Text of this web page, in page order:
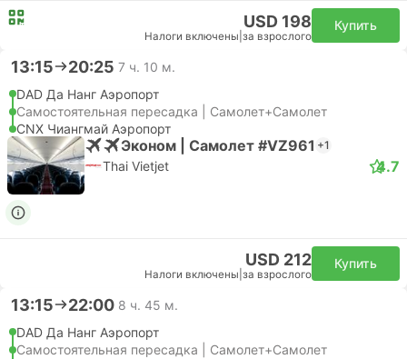
USD 198
Налоги включены за взрослого
Купить
13:15 20:25 7 ч. 10 м.
DAD Да Нанг Аэропорт
Самостоятельная пересадка | Самолет+Самолет
CNX Чиангмай Аэропорт
Эконом | Самолет #VZ961 +1
Thai Vietjet 4.7
USD 212
Налоги включены за взрослого
Купить
13:15 22:00 8 ч. 45 м.
DAD Да Нанг Аэропорт
Самостоятельная пересадка | Самолет+Самолет